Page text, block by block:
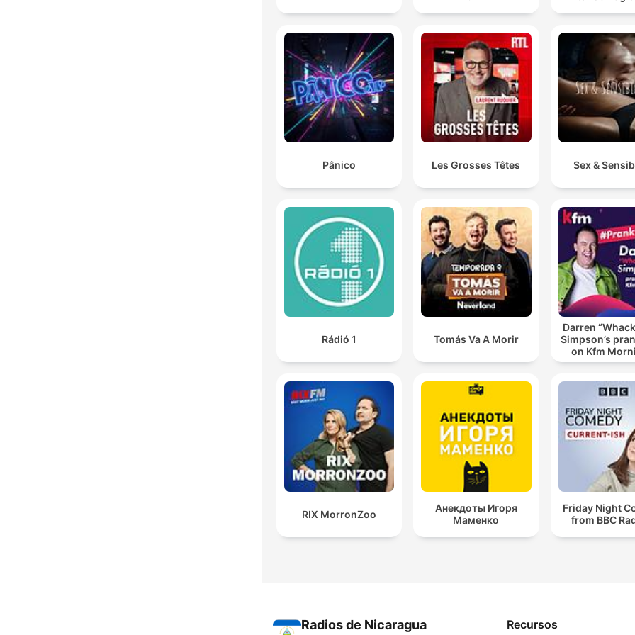
Pânico Les Grosses Têtes Sex &
Rádió 1 Tomás Va A Morir
Darren
Simpson’s
on Kfm
RIX MorronZoo
Анекдоты Игоря
Маменко
Friday Night
from BBC
Radios de Nicaragua Recursos